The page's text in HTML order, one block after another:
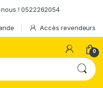
! 0522262054
Accès revendeurs
0